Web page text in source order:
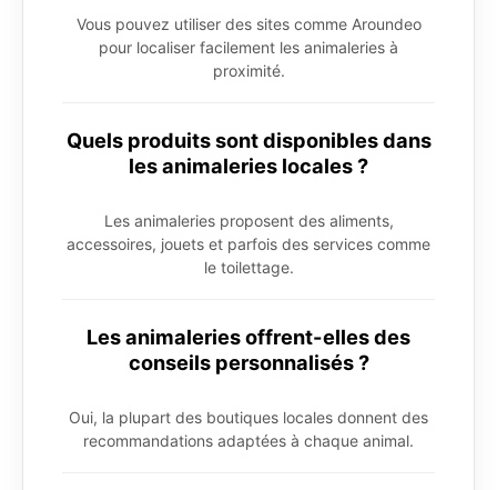
Vous pouvez utiliser des sites comme Aroundeo
pour localiser facilement les animaleries à
proximité.
Quels produits sont disponibles dans
les animaleries locales ?
Les animaleries proposent des aliments,
accessoires, jouets et parfois des services comme
le toilettage.
Les animaleries offrent-elles des
conseils personnalisés ?
Oui, la plupart des boutiques locales donnent des
recommandations adaptées à chaque animal.